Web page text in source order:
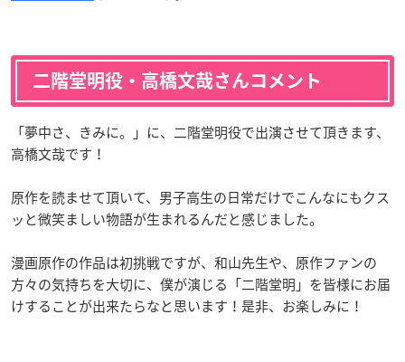
二階堂明役・高橋文哉さんコメント
「夢中さ、きみに。」に、二階堂明役で出演させて頂きます、
高橋文哉です！
原作を読ませて頂いて、男子高生の日常だけでこんなにもクス
ッと微笑ましい物語が生まれるんだと感じました。
漫画原作の作品は初挑戦ですが、和山先生や、原作ファンの
方々の気持ちを大切に、僕が演じる「二階堂明」を皆様にお届
けすることが出来たらなと思います！是非、お楽しみに！